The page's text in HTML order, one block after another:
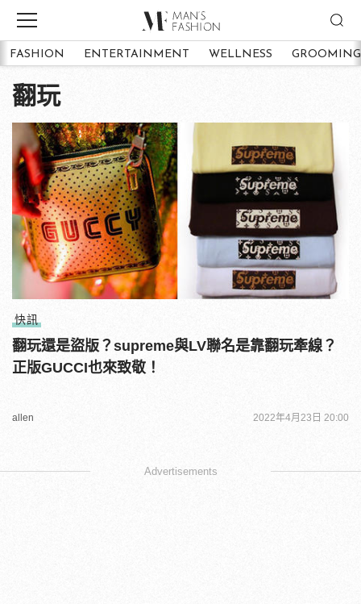
FASHION ENTERTAINMENT WELLNESS GROOMING
翻玩
快訊
翻玩還是盜版？supreme與LV聯名是靠翻玩牽線？
正版GUCCI也來致敬！
allen 2022年4月23日 20:00
Advertisements